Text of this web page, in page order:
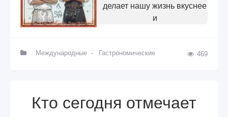
делает нашу жизнь вкуснее
и
Международные - Гастрономические 469
Кто сегодня отмечает